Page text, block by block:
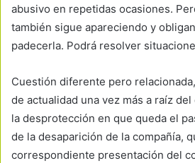
abusivo en repetidas ocasiones.
también sigue apareciendo y
padecerla. Podrá resolver
Cuestión diferente pero
de actualidad una vez más a raíz
la desprotección en que queda el
de la desaparición de la compañía,
correspondiente presentación del